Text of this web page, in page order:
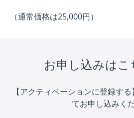
（通常価格は25,000円）
お申し込みはこ
【アクティベーションに登録す
てお申し込みく